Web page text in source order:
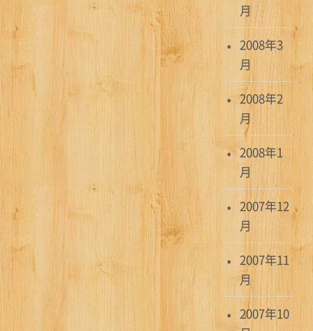
月
2008年3
月
2008年2
月
2008年1
月
2007年12
月
2007年11
月
2007年10